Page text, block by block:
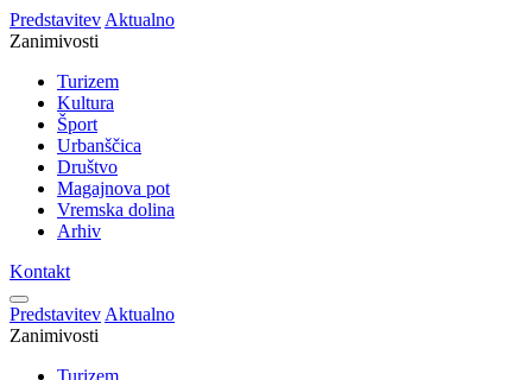
Predstavitev Aktualno
Zanimivosti
Turizem
Kultura
Šport
Urbanščica
Društvo
Magajnova pot
Vremska dolina
Arhiv
Kontakt
Predstavitev Aktualno
Zanimivosti
Turizem